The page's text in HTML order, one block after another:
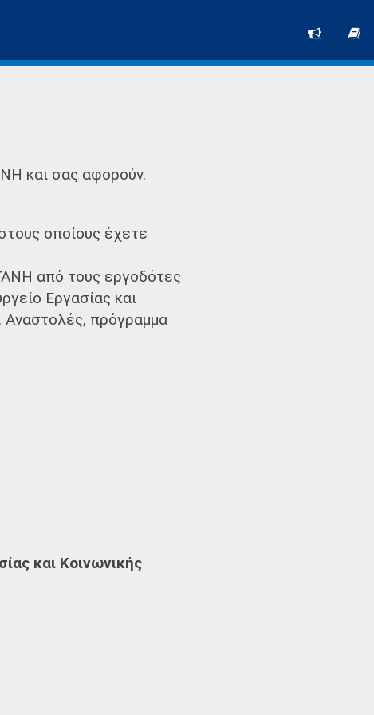
και σας αφορούν.
οποίους έχετε
από τους εργοδότες
Εργασίας και
Αναστολές, πρόγραμμα
και Κοινωνικής